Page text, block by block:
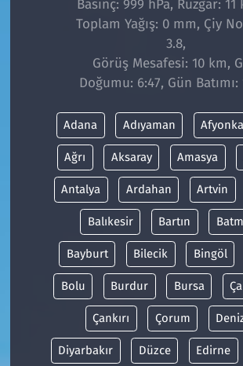
Basınç: 999 hPa, Rüzgar:
Toplam Yağış: 0 mm, Çiy
3.8,
Görüş Mesafesi: 10 km,
Doğumu: 6:47, Gün Batımı:
Adana Adıyaman
Ağrı Aksaray Amasya
Antalya Ardahan Artvin
Balıkesir Bartın
Bayburt Bilecik Bingöl
Bolu Burdur Bursa
Çankırı Çorum
Diyarbakır Düzce Edirne